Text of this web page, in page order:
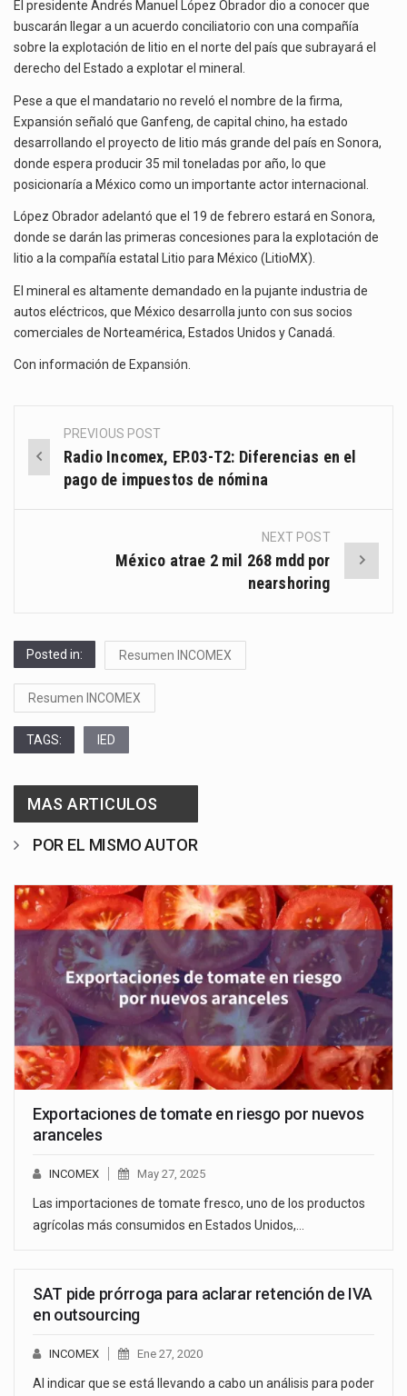
La inversión fija bruta en México registró un aumento de 1.1% interanual en mayo de…
El gobierno de Estados Unidos anunciará un arancel del 15 % sobre los productos fabricados…
DE
LITIO
EN
DEL
PAÍS
El presidente Andrés Manuel López Obrador dio a conocer que
buscarán llegar a un acuerdo conciliatorio con una compañía
sobre la explotación de litio en el norte del país que subrayará el
derecho del Estado a explotar el mineral.
Pese a que el mandatario no reveló el nombre de la firma,
Expansión señaló que Ganfeng, de capital chino, ha estado
desarrollando el proyecto de litio más grande del país en Sonora,
donde espera producir 35 mil toneladas por año, lo que
posicionaría a México como un importante actor internacional.
López Obrador adelantó que el 19 de febrero estará en Sonora,
donde se darán las primeras concesiones para la explotación de
litio a la compañía estatal Litio para México (LitioMX).
El mineral es altamente demandado en la pujante industria de
autos eléctricos, que México desarrolla junto con sus socios
comerciales de Norteamérica, Estados Unidos y Canadá.
Con información de Expansión.
Post
navigation
PREVIOUS POST
Radio Incomex, EP.03-T2: Diferencias en el
pago de impuestos de nómina
NEXT POST
México atrae 2 mil 268 mdd por
nearshoring
Posted in: Resumen INCOMEX
Resumen INCOMEX
TAGS: IED
MAS ARTICULOS
POR EL MISMO AUTOR
Exportaciones de tomate en riesgo por nuevos
aranceles
INCOMEX May 27, 2025
Las importaciones de tomate fresco, uno de los productos
agrícolas más consumidos en Estados Unidos,…
SAT pide prórroga para aclarar retención de IVA
en outsourcing
INCOMEX Ene 27, 2020
Al indicar que se está llevando a cabo un análisis para poder